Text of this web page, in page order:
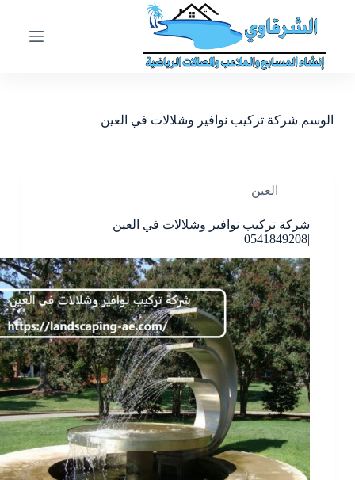
ى
الوسم شركة تركيب نوافير وشلالات في العين
العين
شركة تركيب نوافير وشلالات في العين
|0541849208